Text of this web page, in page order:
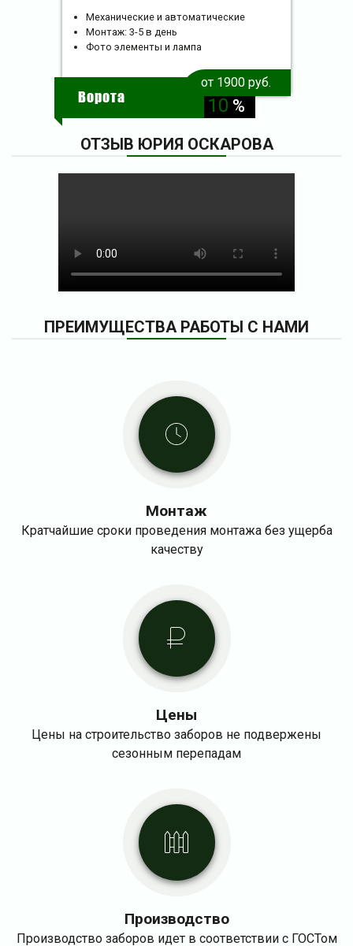
Ворота
скидка
10 %
Механические и автоматические
Монтаж: 3-5 в день
Фото элементы и лампа
от 1900 руб.
ОТЗЫВ ЮРИЯ ОСКАРОВА
ПРЕИМУЩЕСТВА РАБОТЫ С НАМИ
Монтаж
Кратчайшие сроки проведения монтажа без ущерба
качеству
Цены
Цены на строительство заборов не подвержены
сезонным перепадам
Производство
Производство заборов идет в соответствии с ГОСТом